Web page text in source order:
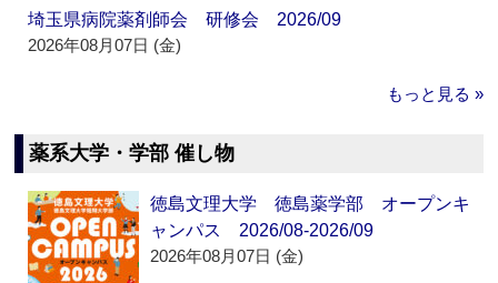
埼玉県病院薬剤師会 研修会 2026/09
2026年08月07日 (金)
もっと見る »
薬系大学・学部 催し物
徳島文理大学 徳島薬学部 オープンキ
ャンパス 2026/08-2026/09
2026年08月07日 (金)